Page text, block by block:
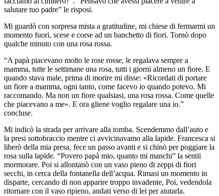
salutare tuo padre” le risposi.
Mi guardò con sorpresa mista a gratitudine, mi chiese di fermarmi un
momento fuori, scese e corse ad un banchetto di fiori. Tornò dopo
qualche minuto con una rosa rossa.
“A papà piacevano molto le rose rosse, le regalava sempre a
mamma, tutte le settimane una rosa, tutti i giorni almeno un fiore. E
quando stava male, prima di morire mi disse: «Ricordati di portare
un fiore a mamma, ogni tanto, come facevo io quando potevo. Mi
raccomando. Ma non un fiore qualsiasi, una rosa rossa. Come quelle
che piacevano a me». E ora gliene voglio regalare una io.”
concluse.
Mi indicò la strada per arrivare alla tomba. Scendemmo dall’auto e
la presi sottobraccio mentre ci avvicinavamo alla lapide. Francesca si
liberò della mia presa, fece un passo avanti e si chinò per poggiare la
rosa sulla lapide. “Povero papà mio, quanto mi manchi” la sentii
mormorare. Poi si allontanò con un vaso pieno di zeppi di fiori
secchi, in cerca della fontanella dell’acqua. Rimasi un momento in
disparte, cercando di non apparire troppo invadente, Poi, vedendola
ritornare con il vaso ripieno, andati verso di lei per aiutarla.